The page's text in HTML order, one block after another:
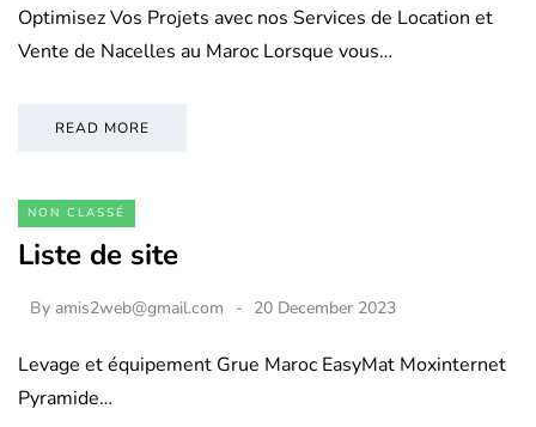
Optimisez Vos Projets avec nos Services de Location et
Vente de Nacelles au Maroc Lorsque vous…
READ MORE
NON CLASSÉ
Liste de site
By amis2web@gmail.com 20 December 2023
Levage et équipement Grue Maroc EasyMat Moxinternet
Pyramide…